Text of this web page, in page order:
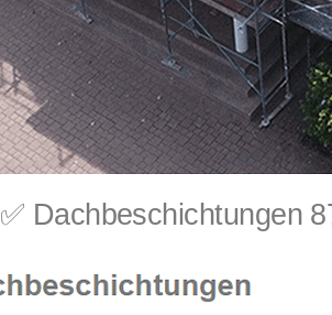
✅ Dachbeschichtungen